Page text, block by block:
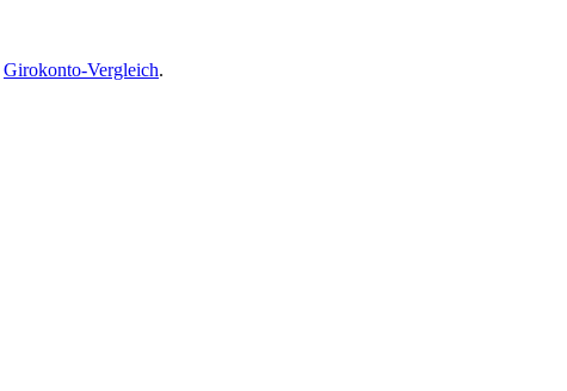
Girokonto-Vergleich.